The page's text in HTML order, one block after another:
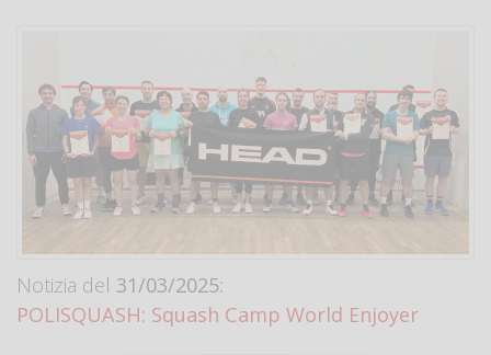
Notizia del 31/03/2025:
POLISQUASH: Squash Camp World Enjoyer